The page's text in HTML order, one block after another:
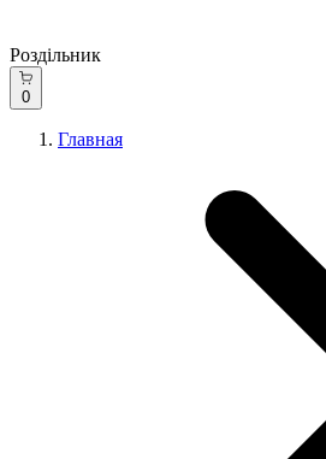
Роздільник
0
Главная